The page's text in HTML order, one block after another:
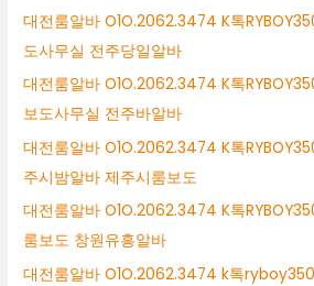
대전룸알바 O1O.2062.3474 K톡
도사무실 전주당일알바
대전룸알바 O1O.2062.3474 K톡
보도사무실 전주바알바
대전룸알바 O1O.2062.3474 K톡
주시밤알바 제주시룸보도
대전룸알바 O1O.2062.3474 K톡
룸보도 창원유흥알바
대전룸알바 O1O.2062.3474 k톡